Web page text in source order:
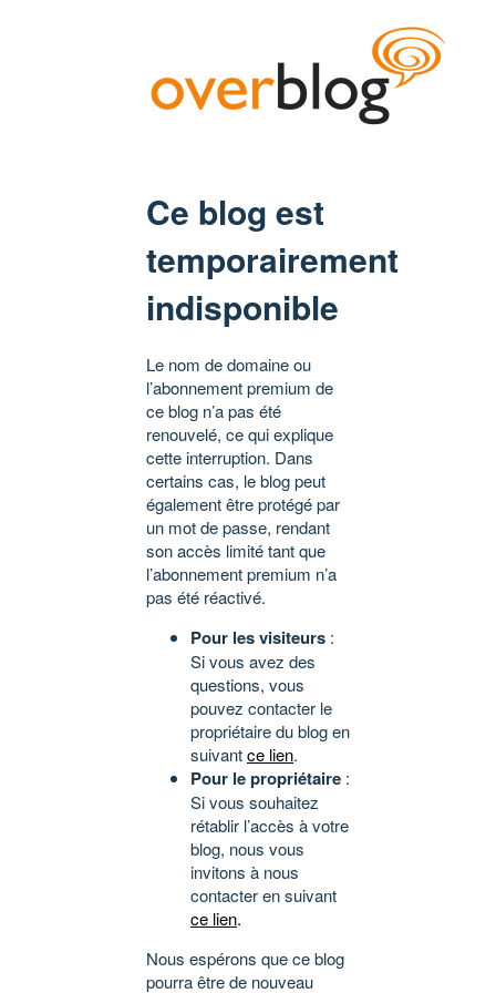
Ce blog est
temporairement
indisponible
Le nom de domaine ou
l’abonnement premium de
ce blog n’a pas été
renouvelé, ce qui explique
cette interruption. Dans
certains cas, le blog peut
également être protégé par
un mot de passe, rendant
son accès limité tant que
l’abonnement premium n’a
pas été réactivé.
Pour les visiteurs :
Si vous avez des
questions, vous
pouvez contacter le
propriétaire du blog en
suivantce lien.
Pour le propriétaire :
Si vous souhaitez
rétablir l’accès à votre
blog, nous vous
invitons à nous
contacter en suivant
ce lien.
Nous espérons que ce blog
pourra être de nouveau